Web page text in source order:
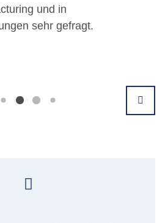
und in
sehr gefragt.